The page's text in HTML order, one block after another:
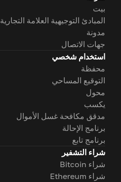
بيت
المبادئ التوجيهية العلامة التجارية
مدونة
جهات الاتصال
استخدام شخصي
محفظة
التوقيع المساحي
محول
يكسب
مدقق مكافحة غسل الأموال
برنامج الإحالة
برنامج تابع
شراء التشفير
شراء Bitcoin
شراء Ethereum